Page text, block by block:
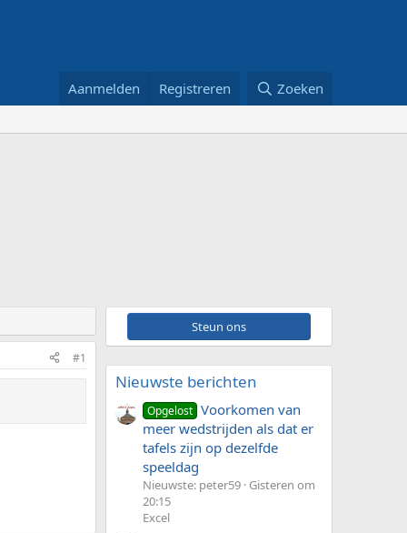
Aanmelden Registreren Zoeken
#1
Steun ons
Nieuwste berichten
Opgelost Voorkomen van
meer wedstrijden als dat er
tafels zijn op dezelfde
speeldag
Nieuwste: peter59 Gisteren om
20:15
Excel